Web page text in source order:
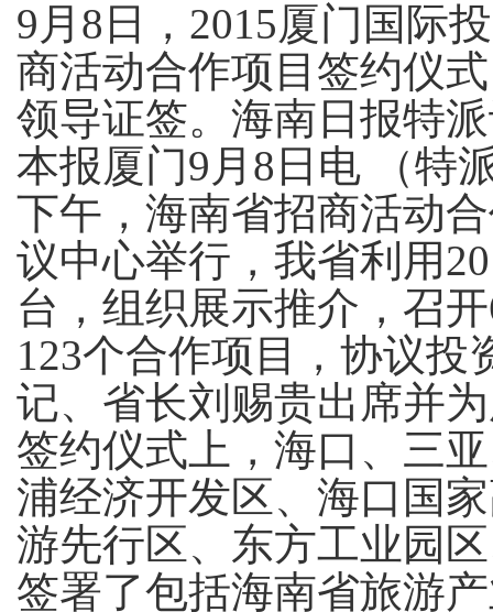
9 月 8 日， 2015厦门国际
商活动合作项目签约仪
领导证签。海南日报特
本报厦门9 月 8 日电 （特
下午，海南省招商活动
议中心举行，我省利用
台，组织展示推介，召开
123个合作项目，协议投
记、省长刘赐贵出席并
签约仪式上，海口、三
浦经济开发区、海口国
游先行区、东方工业园
签署了包括海南省旅游